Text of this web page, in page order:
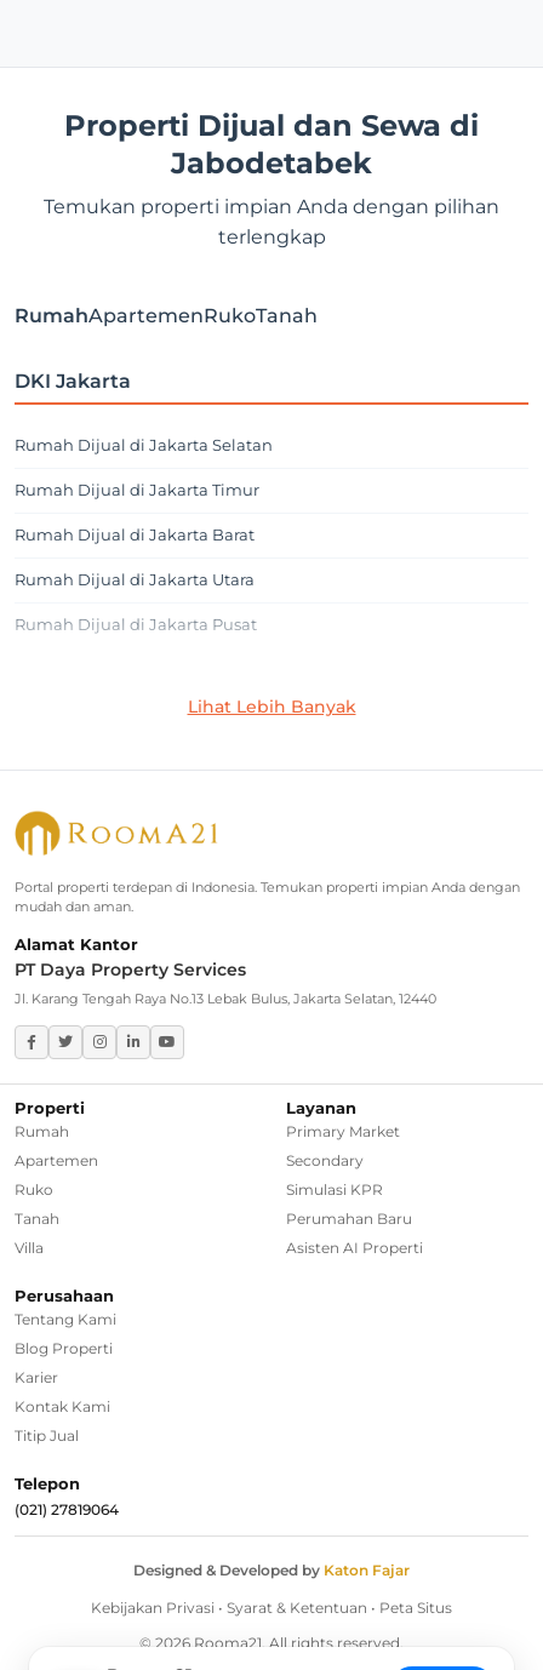
Properti Dijual dan Sewa di
Jabodetabek
Temukan properti impian Anda dengan pilihan
terlengkap
RumahApartemenRukoTanah
DKI Jakarta
Rumah Dijual di Jakarta Selatan
Rumah Dijual di Jakarta Timur
Rumah Dijual di Jakarta Barat
Rumah Dijual di Jakarta Utara
Rumah Dijual di Jakarta Pusat
Rumah Dijual di Jagakarsa
Rumah Dijual di Kebayoran Baru
Greater Jakarta
Rumah Dijual di Bekasi
Rumah Dijual di Bogor
Rumah Dijual di Depok
Regional Agencies
Bandung
Bali
Lihat Lebih Banyak
Portal properti terdepan di Indonesia. Temukan properti impian Anda dengan
mudah dan aman.
Alamat Kantor
PT Daya Property Services
Jl. Karang Tengah Raya No.13 Lebak Bulus, Jakarta Selatan, 12440
Properti
Rumah
Apartemen
Ruko
Tanah
Villa
Layanan
Primary Market
Secondary
Simulasi KPR
Perumahan Baru
Asisten AI Properti
Perusahaan
Tentang Kami
Blog Properti
Karier
Kontak Kami
Titip Jual
Telepon
(021) 27819064
Designed & Developed by Katon Fajar
Kebijakan Privasi • Syarat & Ketentuan • Peta Situs
© 2026 Rooma21. All rights reserved.